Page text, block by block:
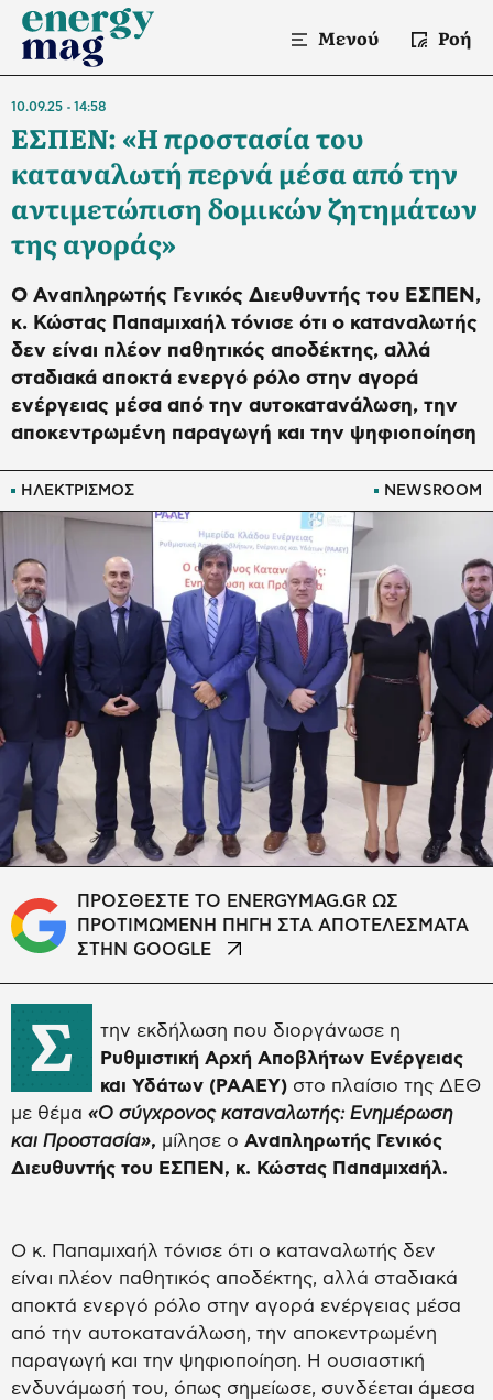
Μενού Ροή
ΗΛΕΚΤΡΙΣΜΟΣ NEWSROOM
10.09.25 14:58
ΕΣΠΕΝ: «Η προστασία του
καταναλωτή περνά μέσα από την
αντιμετώπιση δομικών ζητημάτων
της αγοράς»
Ο Αναπληρωτής Γενικός Διευθυντής του ΕΣΠΕΝ,
κ. Κώστας Παπαμιχαήλ τόνισε ότι ο καταναλωτής
δεν είναι πλέον παθητικός αποδέκτης, αλλά
σταδιακά αποκτά ενεργό ρόλο στην αγορά
ενέργειας μέσα από την αυτοκατανάλωση, την
αποκεντρωμένη παραγωγή και την ψηφιοποίηση
ΠΡΟΣΘΕΣΤΕ ΤΟ ENERGYMAG.GR ΩΣ
ΠΡΟΤΙΜΩΜΕΝΗ ΠΗΓΗ ΣΤΑ ΑΠΟΤΕΛΕΣΜΑΤΑ
ΣΤΗΝ GOOGLE
Σ
την εκδήλωση που διοργάνωσε η
Ρυθμιστική Αρχή Αποβλήτων Ενέργειας
και Υδάτων (ΡΑΑΕΥ) στο πλαίσιο της ΔΕΘ
με θέμα «Ο σύγχρονος καταναλωτής: Ενημέρωση
και Προστασία», μίλησε ο Αναπληρωτής Γενικός
Διευθυντής του ΕΣΠΕΝ, κ. Κώστας Παπαμιχαήλ.
Ο κ. Παπαμιχαήλ τόνισε ότι ο καταναλωτής δεν
είναι πλέον παθητικός αποδέκτης, αλλά σταδιακά
αποκτά ενεργό ρόλο στην αγορά ενέργειας μέσα
από την αυτοκατανάλωση, την αποκεντρωμένη
παραγωγή και την ψηφιοποίηση. Η ουσιαστική
ενδυνάμωσή του, όπως σημείωσε, συνδέεται άμεσα